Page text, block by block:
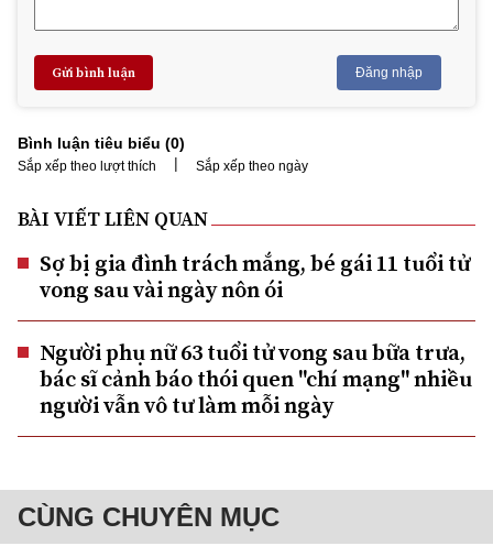
Gửi bình luận Đăng nhập
Bình luận tiêu biểu (0)
Sắp xếp theo lượt thích | Sắp xếp theo ngày
BÀI VIẾT LIÊN QUAN
Sợ bị gia đình trách mắng, bé gái 11 tuổi tử
vong sau vài ngày nôn ói
Người phụ nữ 63 tuổi tử vong sau bữa trưa,
bác sĩ cảnh báo thói quen "chí mạng" nhiều
người vẫn vô tư làm mỗi ngày
CÙNG CHUYÊN MỤC